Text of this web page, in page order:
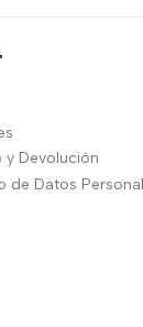
y Devolución
de Datos